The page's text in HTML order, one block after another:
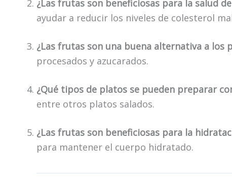
¿Las frutas son beneficiosas para la salud
ayudar a reducir los niveles de colesterol
¿Las frutas son una buena alternativa a los
procesados y azucarados.
¿Qué tipos de platos se pueden preparar
entre otros platos salados.
¿Las frutas son beneficiosas para la
para mantener el cuerpo hidratado.